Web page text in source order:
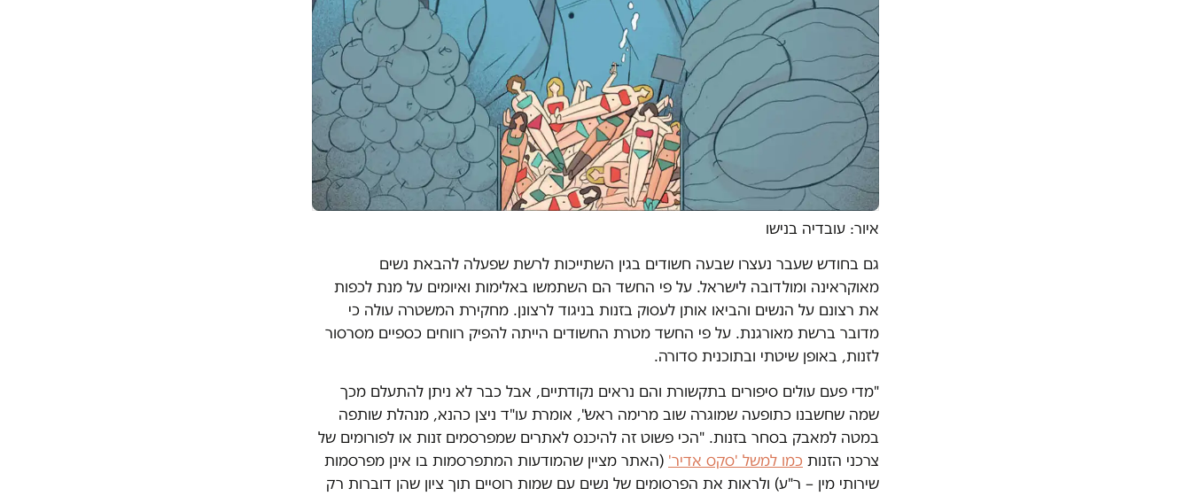
איור: עובדיה בנישו
גם בחודש שעבר נעצרו שבעה חשודים בגין השתייכות לרשת שפעלה להבאת נשים
מאוקראינה ומולדובה לישראל. על פי החשד הם השתמשו באלימות ואיומים על מנת לכפות
את רצונם על הנשים והביאו אותן לעסוק בזנות בניגוד לרצונן. מחקירת המשטרה עולה כי
מדובר ברשת מאורגנת. על פי החשד מטרת החשודים הייתה להפיק רווחים כספיים מסרסור
לזנות, באופן שיטתי ובתוכנית סדורה.
"מדי פעם עולים סיפורים בתקשורת והם נראים נקודתיים, אבל כבר לא ניתן להתעלם מכך
שמה שחשבנו כתופעה שמוגרה שוב מרימה ראש", אומרת עו"ד ניצן כהנא, מנהלת שותפה
במטה למאבק בסחר בזנות. "הכי פשוט זה להיכנס לאתרים שמפרסמים זנות או לפורומים של
צרכני הזנות כמו למשל 'סקס אדיר' (האתר מציין שהמודעות המתפרסמות בו אינן מפרסמות
שירותי מין – ר"ע) ולראות את הפרסומים של נשים עם שמות רוסיים תוך ציון שהן דוברות רק